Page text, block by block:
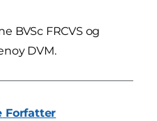
BVSc FRCVS og
DVM.
Forfatter